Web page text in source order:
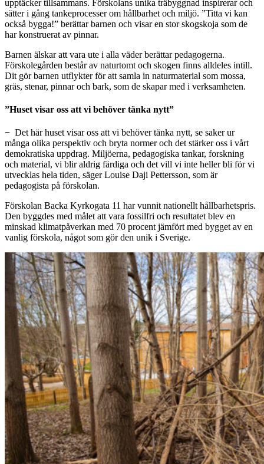
upptäcker tillsammans. Förskolans unika träbyggnad inspirerar och
sätter i gång tankeprocesser om hållbarhet och miljö. ”Titta vi kan
också bygga!” berättar barnen och visar en stor skogskoja som de
har konstruerat av pinnar.
Barnen älskar att vara ute i alla väder berättar pedagogerna.
Förskolegården består av naturtomt och skogen finns alldeles intill.
Dit gör barnen utflykter för att samla in naturmaterial som mossa,
gräs, stenar, pinnar och bark, som de skapar med i verksamheten.
”Huset visar oss att vi behöver tänka nytt”
− Det här huset visar oss att vi behöver tänka nytt, se saker ur
många olika perspektiv och bryta normer och det stärker oss i vårt
demokratiska uppdrag. Miljöerna, pedagogiska tankar, forskning
och material, vi blir aldrig färdiga och det vill vi inte heller bli för vi
utvecklas hela tiden, säger Louise Daji Pettersson, som är
pedagogista på förskolan.
Förskolan Backa Kyrkogata 11 har vunnit nationellt hållbarhetspris.
Den byggdes med målet att vara fossilfri och resultatet blev en
minskad klimatpåverkan med 70 procent jämfört med bygget av en
vanlig förskola, något som gör den unik i Sverige.